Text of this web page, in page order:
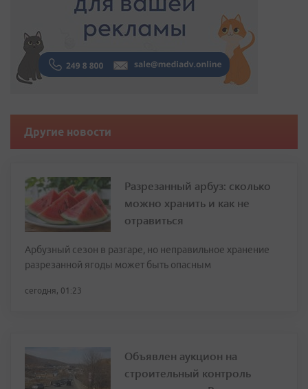
Другие новости
Разрезанный арбуз: сколько
можно хранить и как не
отравиться
Арбузный сезон в разгаре, но неправильное хранение
разрезанной ягоды может быть опасным
сегодня, 01:23
Объявлен аукцион на
строительный контроль